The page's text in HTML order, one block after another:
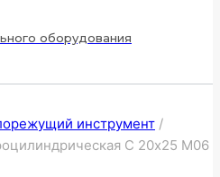
оборудования
инструмент /
C 20х25 M06